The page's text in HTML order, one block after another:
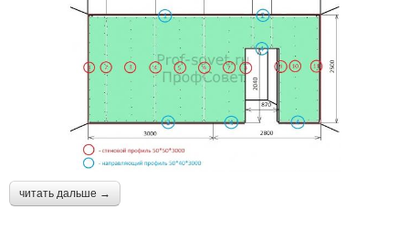
читать дальше →